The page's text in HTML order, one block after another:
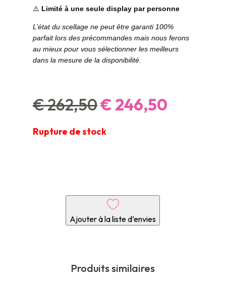
⚠️ Limité à une seule display par personne
L’état du scellage ne peut être garanti 100%
parfait lors des précommandes mais nous ferons
au mieux pour vous sélectionner les meilleurs
dans la mesure de la disponibilité.
€262,50Le
prix
initial
était :
€ 246,50Le
Rupture de stock
Ajouter à la liste d’envies
Produits similaires